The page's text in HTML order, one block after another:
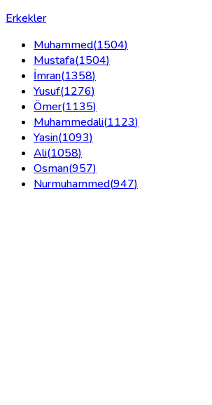
Erkekler
Muhammed(1504)
Mustafa(1504)
İmran(1358)
Yusuf(1276)
Ömer(1135)
Muhammedali(1123)
Yasin(1093)
Ali(1058)
Osman(957)
Nurmuhammed(947)